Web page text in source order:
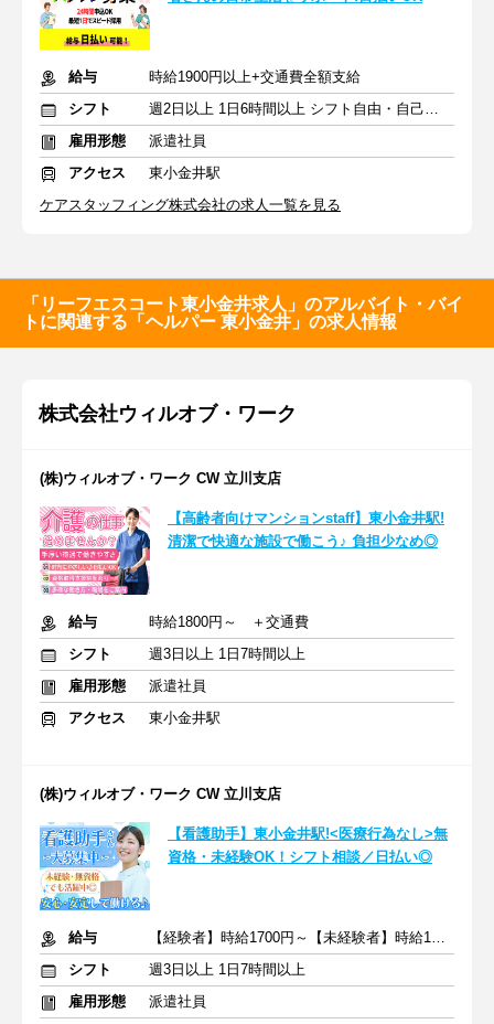
給与
時給1900円以上+交通費全額支給
シフト
週2日以上 1日6時間以上 シフト自由・自己申告
雇用形態
派遣社員
アクセス
東小金井駅
ケアスタッフィング株式会社の求人一覧を見る
「リーフエスコート東小金井求人」のアルバイト・バイ
トに関連する「ヘルパー 東小金井」の求人情報
株式会社ウィルオブ・ワーク
(株)ウィルオブ・ワーク CW 立川支店
【高齢者向けマンションstaff】東小金井駅!
清潔で快適な施設で働こう♪ 負担少なめ◎
給与
時給1800円～ ＋交通費
シフト
週3日以上 1日7時間以上
雇用形態
派遣社員
アクセス
東小金井駅
(株)ウィルオブ・ワーク CW 立川支店
【看護助手】東小金井駅!<医療行為なし>無
資格・未経験OK！シフト相談／日払い◎
給与
【経験者】時給1700円～【未経験者】時給1500円～ ＋交通費
シフト
週3日以上 1日7時間以上
雇用形態
派遣社員